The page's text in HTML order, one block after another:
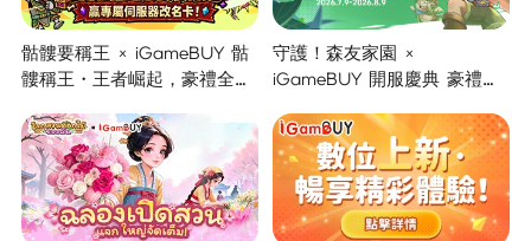
骷髏要稱王 × iGameBUY 骷
髏稱王・王者崛起，豪禮全面
守護！森友家園 ×
iGameBUY 開服慶典 豪禮集